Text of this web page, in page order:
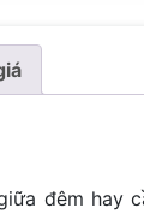
đêm hay